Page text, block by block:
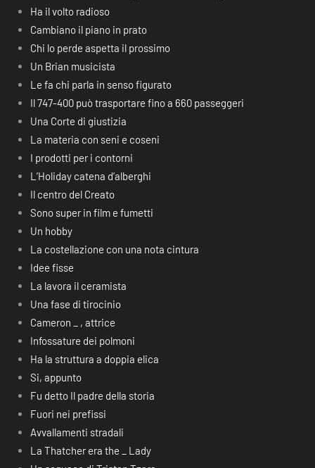
Ha il volto radioso
Cambiano il piano in prato
Chi lo perde aspetta il prossimo
Un Brian musicista
Le fa chi parla in senso figurato
Il 747-400 può trasportare fino a 660 passeggeri
Una Corte di giustizia
La materia con seni e coseni
I prodotti per i contorni
L’Holiday catena d’alberghi
Il centro del Creato
Sono super in film e fumetti
Un hobby
La costellazione con una nota cintura
Idee fisse
La lavora il ceramista
Una fase di tirocinio
Cameron _ , attrice
Infossature dei polmoni
Ha la struttura a doppia elica
Si, appunto
Fu detto Il padre della storia
Fuori nei prefissi
Avvallamenti stradali
La Thatcher era the _ Lady